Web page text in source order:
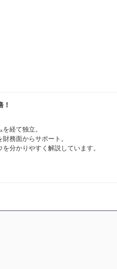
経て独立。
務面からサポート。
分かりやすく解説しています。